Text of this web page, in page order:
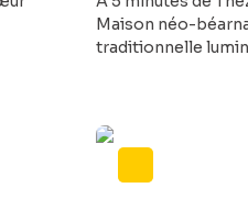
Maison néo-
traditionnelle
état de 115 M²
agréable. Bien sur